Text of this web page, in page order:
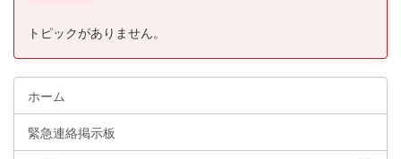
トピックがありません。
ホーム
緊急連絡掲示板